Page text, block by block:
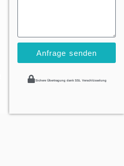
Anfrage senden
Sichere Übertragung dank SSL Verschlüsselung